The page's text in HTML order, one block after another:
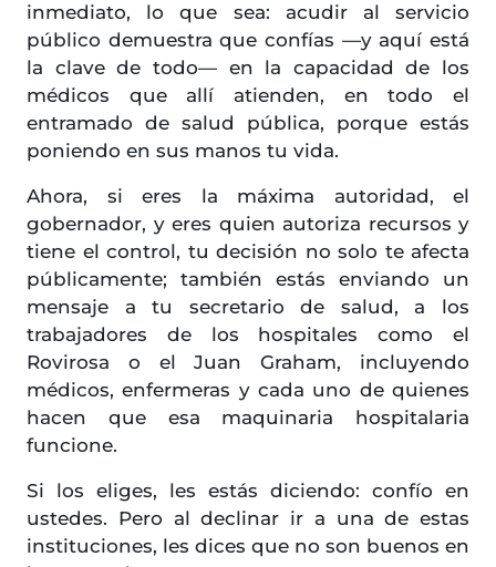
inmediato, lo que sea: acudir al servicio
público demuestra que confías —y aquí está
la clave de todo— en la capacidad de los
médicos que allí atienden, en todo el
entramado de salud pública, porque estás
poniendo en sus manos tu vida.
Ahora, si eres la máxima autoridad, el
gobernador, y eres quien autoriza recursos y
tiene el control, tu decisión no solo te afecta
públicamente; también estás enviando un
mensaje a tu secretario de salud, a los
trabajadores de los hospitales como el
Rovirosa o el Juan Graham, incluyendo
médicos, enfermeras y cada uno de quienes
hacen que esa maquinaria hospitalaria
funcione.
Si los eliges, les estás diciendo: confío en
ustedes. Pero al declinar ir a una de estas
instituciones, les dices que no son buenos en